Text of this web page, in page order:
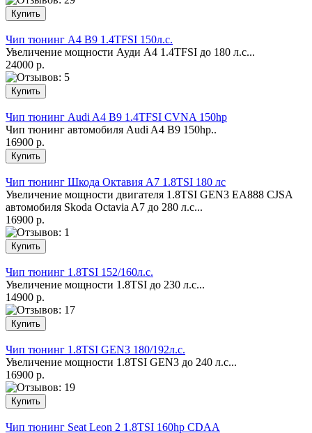
Чип тюнинг A4 B9 1.4TFSI 150л.с.
Увеличение мощности Ауди А4 1.4ТFSI до 180 л.с...
24000 р.
Чип тюнинг Audi A4 B9 1.4TFSI CVNA 150hp
Чип тюнинг автомобиля Audi A4 B9 150hp..
16900 р.
Чип тюнинг Шкода Октавия А7 1.8TSI 180 лс
Увеличение мощности двигателя 1.8TSI GEN3 EA888 CJSA
автомобиля Skoda Octavia A7 до 280 л.с...
16900 р.
Чип тюнинг 1.8TSI 152/160л.с.
Увеличение мощности 1.8TSI до 230 л.с...
14900 р.
Чип тюнинг 1.8TSI GEN3 180/192л.с.
Увеличение мощности 1.8TSI GEN3 до 240 л.с...
16900 р.
Чип тюнинг Seat Leon 2 1.8TSI 160hp CDAA